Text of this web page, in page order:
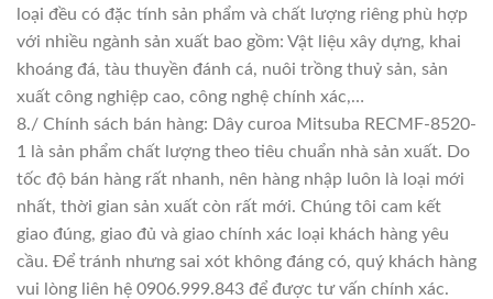
loại đều có đặc tính sản phẩm và chất lượng riêng phù hợp
với nhiều ngành sản xuất bao gồm: Vật liệu xây dựng, khai
khoáng đá, tàu thuyền đánh cá, nuôi trồng thuỷ sản, sản
xuất công nghiệp cao, công nghệ chính xác,…
8./ Chính sách bán hàng: Dây curoa Mitsuba RECMF-8520-
1 là sản phẩm chất lượng theo tiêu chuẩn nhà sản xuất. Do
tốc độ bán hàng rất nhanh, nên hàng nhập luôn là loại mới
nhất, thời gian sản xuất còn rất mới. Chúng tôi cam kết
giao đúng, giao đủ và giao chính xác loại khách hàng yêu
cầu. Để tránh nhưng sai xót không đáng có, quý khách hàng
vui lòng liên hệ 0906.999.843 để được tư vấn chính xác.